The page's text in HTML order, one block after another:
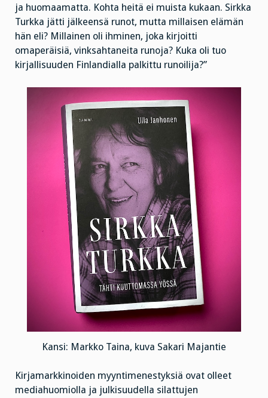
ja huomaamatta. Kohta heitä ei muista kukaan. Sirkka
Turkka jätti jälkeensä runot, mutta millaisen elämän
hän eli? Millainen oli ihminen, joka kirjoitti
omaperäisiä, vinksahtaneita runoja? Kuka oli tuo
kirjallisuuden Finlandialla palkittu runoilija?”
Kansi: Markko Taina, kuva Sakari Majantie
Kirjamarkkinoiden myyntimenestyksiä ovat olleet
mediahuomiolla ja julkisuudella silattujen